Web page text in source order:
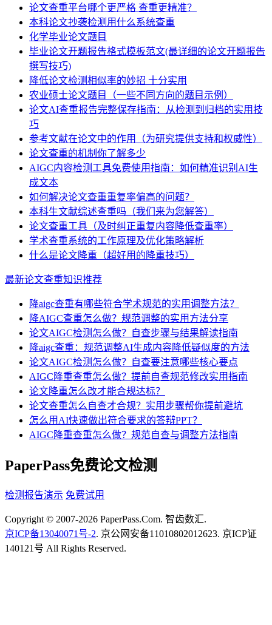
论文查重平台哪个更严格 查重更精准？
本科论文抄袭检测用什么系统查重
化学毕业论文题目
毕业论文开题报告格式模板范文(最详细的论文开题报告
撰写技巧)
降低论文检测相似率的妙招 十分实用
农业硕士论文题目（一些不同方向的题目示例）
论文AI查重报告完整保存指南：从检测到归档的实用技
巧
参考文献在论文中的作用（为研究提供支持和权威性）
论文查重的机制你了解多少
AIGC内容检测工具免费使用指南：如何精准识别AI生
成文本
如何解决论文查重重复率偏高的问题？
本科生文献综述查重吗（我们来为您解答）
论文查重工具（及时纠正重复内容降低查重率）
学术查重系统的工作原理及优化策略解析
什么是论文降重（超好用的降重技巧）
最新论文查重知识推荐
降aigc查重有哪些符合学术规范的实用调整方法？
降AIGC查重怎么做？规范调整的实用方法分享
论文AIGC检测怎么做？自查步骤与结果解读指南
降aigc查重：规范调整AI生成内容降低疑似度的方法
论文AIGC检测怎么做？自查要注意哪些核心要点
AIGC降重查重怎么做？提前自查规范修改实用指南
论文降重怎么改才能合规达标？
论文查重怎么自查才合规？实用步骤帮你提前避坑
怎么用AI快速做出符合要求的答辩PPT？
AIGC降重查重怎么做？规范自查与调整方法指南
PaperPass免费论文检测
检测报告演示 免费试用
Copyright © 2007-2026 PaperPass.Com. 智齿数汇.
京ICP备13040071号-2. 京公网安备11010802012623. 京ICP证
140121号 All Rights Reserved.